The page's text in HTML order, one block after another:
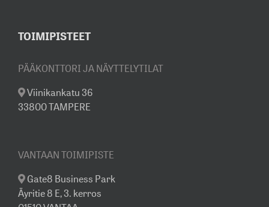
TOIMIPISTEET
PÄÄKONTTORI JA NÄYTTELYTILAT
Viinikankatu 36
33800 TAMPERE
VANTAAN TOIMIPISTE
Gate8 Business Park
Äyritie 8 E, 3. kerros